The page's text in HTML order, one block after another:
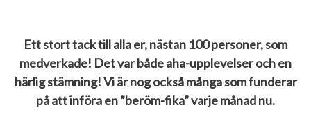
Ett stort tack till alla er, nästan 100 personer, som
medverkade! Det var både aha-upplevelser och en
härlig stämning! Vi är nog också många som funderar
på att införa en ”beröm-fika” varje månad nu.